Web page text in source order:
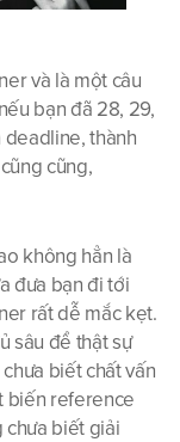
và là một câu
bạn đã 28, 29,
thành
cũng,
không hẳn là
đưa bạn đi tới
rất dễ mắc kẹt.
sâu để thật sự
biết chất vấn
biến reference
chưa biết giải